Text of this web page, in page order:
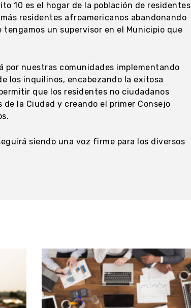
10 es el hogar de la población de residentes
residentes afroamericanos abandonando
un supervisor en el Municipio que
por nuestras comunidades implementando
los inquilinos, encabezando la exitosa
que los residentes no ciudadanos
la Ciudad y creando el primer Consejo
siendo una voz firme para los diversos